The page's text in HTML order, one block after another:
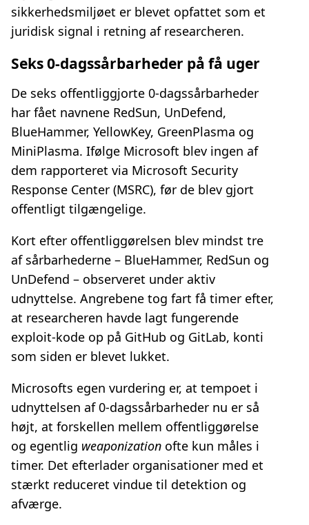
sikkerhedsmiljøet er blevet opfattet som et
juridisk signal i retning af researcheren.
Seks 0‑dagssårbarheder på få uger
De seks offentliggjorte 0‑dagssårbarheder
har fået navnene RedSun, UnDefend,
BlueHammer, YellowKey, GreenPlasma og
MiniPlasma. Ifølge Microsoft blev ingen af
dem rapporteret via Microsoft Security
Response Center (MSRC), før de blev gjort
offentligt tilgængelige.
Kort efter offentliggørelsen blev mindst tre
af sårbarhederne – BlueHammer, RedSun og
UnDefend – observeret under aktiv
udnyttelse. Angrebene tog fart få timer efter,
at researcheren havde lagt fungerende
exploit‑kode op på GitHub og GitLab, konti
som siden er blevet lukket.
Microsofts egen vurdering er, at tempoet i
udnyttelsen af 0‑dagssårbarheder nu er så
højt, at forskellen mellem offentliggørelse
og egentlig weaponization ofte kun måles i
timer. Det efterlader organisationer med et
stærkt reduceret vindue til detektion og
afværge.